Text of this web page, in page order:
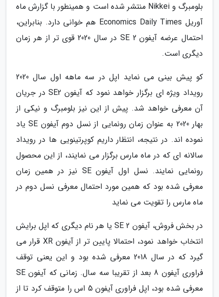
بلومبرگ و Nikkei منتشر شده است و همینطور با گزارش ماه
آوریل Economics Daily Times هم خوانی دارد. بنابراین،
احتمال عرضه آیفون SE 2 در سال 2020 قوی تر از هر زمان
دیگری است.
کو پیش بینی می نماید اپل در سه ماهه اول سال 2020
رویداد ویژه ای برگزار خواهد نمود که آیفون SE2 در جریان
آن معرفی خواهد شد. پیش از این نیز بلومبرگ و نیکی از
بهار 2020 به عنوان زمان رونمایی از نسل دوم آیفون SE یاد
نموده اند. در نتیجه، انتظار داریم کوپرتینویی ها در رویداد
سالانه ای که در ماه مارس برگزار می نمایند، از این محصول
رونمایی نمایند. نسل اول آیفون SE نیز در همین زمان
معرفی شده بود که همین مورد احتمال معرفی نسل دوم در
ماه مارس را تقویت می نماید
در بخش فروش، آیفون SE 2 یا هر نام دیگری که اپل برایش
انتخاب خواهد نمود، احتمالا پایین تر از آیفون XR قرار می
گیرد که در سال 2018 معرفی شده بود و این یعنی توقف
فراوری آیفون 8 بعد از تقریبا سه سال. زمانی که آیفون SE
معرفی شده بود، اپل فراوری آیفون 5 اس را متوقف کرد تا از